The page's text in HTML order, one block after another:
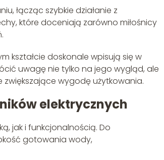
łącząc szybkie działanie z
które doceniają zarówno miłośnicy
kształcie doskonale wpisują się w
uwagę nie tylko na jego wygląd, ale
wygodę użytkowania.
elektrycznych
jak i funkcjonalnością. Do
gotowania wody,